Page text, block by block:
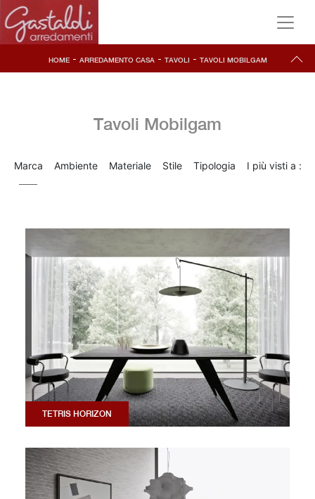
HOME- ARREDAMENTO CASA- TAVOLI - TAVOLI MOBILGAM
Tavoli Mobilgam
Marca Ambiente Materiale Stile Tipologia I più visti a :
TETRIS HORIZON